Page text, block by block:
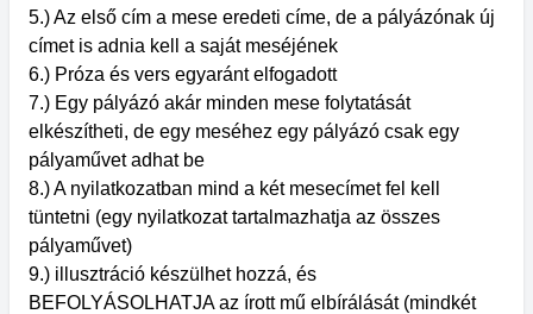
5.) Az első cím a mese eredeti címe, de a pályázónak új
címet is adnia kell a saját meséjének
6.) Próza és vers egyaránt elfogadott
7.) Egy pályázó akár minden mese folytatását
elkészítheti, de egy meséhez egy pályázó csak egy
pályaművet adhat be
8.) A nyilatkozatban mind a két mesecímet fel kell
tüntetni (egy nyilatkozat tartalmazhatja az összes
pályaművet)
9.) illusztráció készülhet hozzá, és
BEFOLYÁSOLHATJA az írott mű elbírálását (mindkét